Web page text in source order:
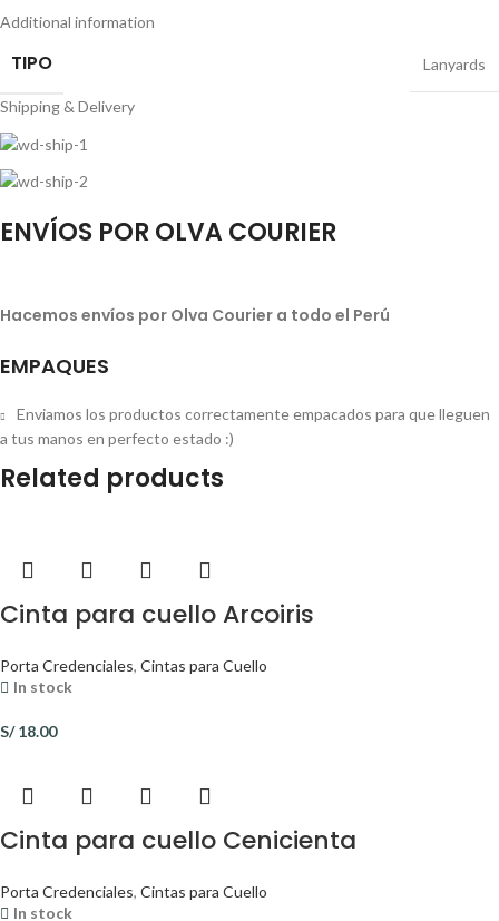
Additional information
TIPO Lanyards
Shipping & Delivery
ENVÍOS POR OLVA COURIER
Hacemos envíos por Olva Courier a todo el Perú
EMPAQUES
Enviamos los productos correctamente empacados para que lleguen
a tus manos en perfecto estado :)
Related products
Cinta para cuello Arcoiris
Porta Credenciales, Cintas para Cuello
In stock
S/18.00
Cinta para cuello Cenicienta
Porta Credenciales, Cintas para Cuello
In stock